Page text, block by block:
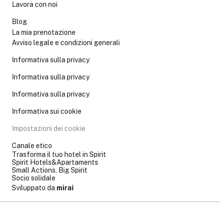
Lavora con noi
Blog
La mia prenotazione
Avviso legale e condizioni generali
Informativa sulla privacy
Informativa sulla privacy
Informativa sulla privacy
Informativa sui cookie
Impostazioni dei cookie
Canale etico
Trasforma il tuo hotel in Spirit
Spirit Hotels&Apartaments
Small Actions, Big Spirit
Socio solidale
Sviluppato da mirai